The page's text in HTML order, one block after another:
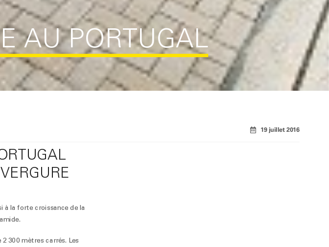
AU PORTUGAL
19 juillet 2016
à la forte croissance de la
300 mètres carrés. Les